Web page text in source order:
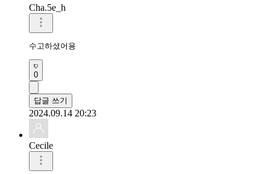
Cha.5e_h
수고하셨어용
0
답글 쓰기
2024.09.14 20:23
Cecile